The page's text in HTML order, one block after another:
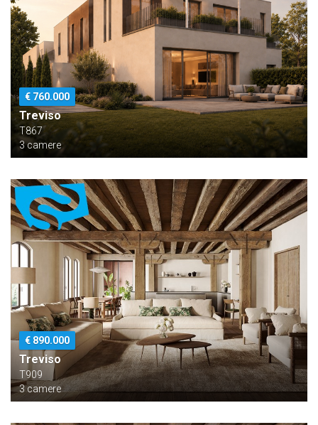
€ 760.000
Treviso
T867
3 camere
€ 890.000
Treviso
T909
3 camere